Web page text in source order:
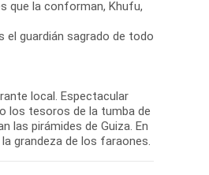
que la conforman, Khufu,
el guardián sagrado de todo
local. Espectacular
los tesoros de la tumba de
las pirámides de Guiza. En
grandeza de los faraones.